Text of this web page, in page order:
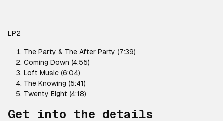
LP2
The Party & The After Party (7:39)
Coming Down (4:55)
Loft Music (6:04)
The Knowing (5:41)
Twenty Eight (4:18)
Get into the details